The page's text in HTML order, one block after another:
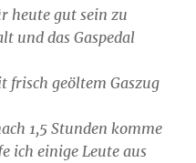
heute gut sein zu
und das Gaspedal
frisch geöltem Gaszug
1,5 Stunden komme
ich einige Leute aus